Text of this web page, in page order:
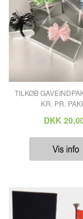
TILKØB
KR. PR.
DKK